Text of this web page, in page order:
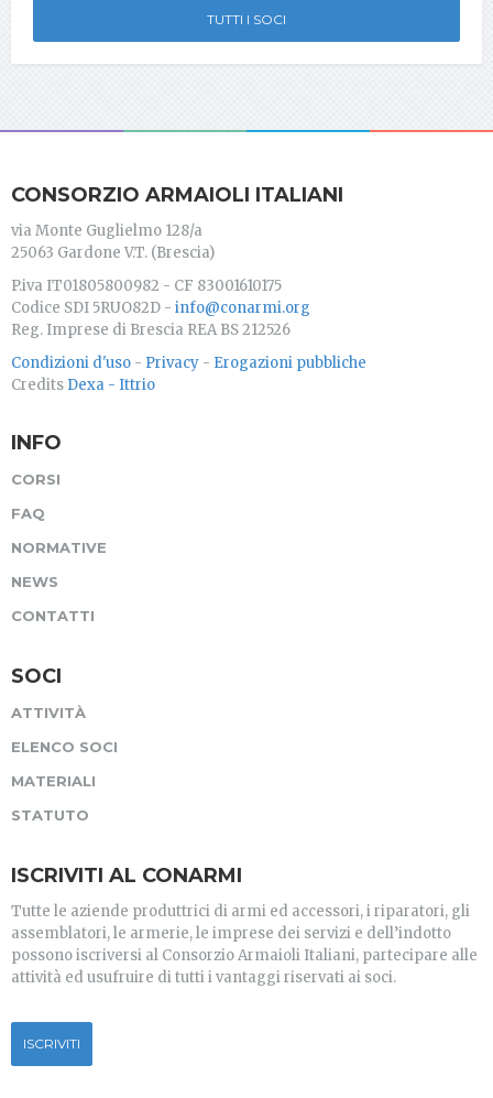
TUTTI I SOCI
CONSORZIO ARMAIOLI ITALIANI
via Monte Guglielmo 128/a
25063 Gardone V.T. (Brescia)
P.iva IT01805800982 - CF 83001610175
Codice SDI 5RUO82D - info@conarmi.org
Reg. Imprese di Brescia REA BS 212526
Condizioni d'uso - Privacy - Erogazioni pubbliche
Credits Dexa - Ittrio
INFO
CORSI
FAQ
NORMATIVE
NEWS
CONTATTI
SOCI
ATTIVITÀ
ELENCO SOCI
MATERIALI
STATUTO
ISCRIVITI AL CONARMI
Tutte le aziende produttrici di armi ed accessori, i riparatori, gli
assemblatori, le armerie, le imprese dei servizi e dell’indotto
possono iscriversi al Consorzio Armaioli Italiani, partecipare alle
attività ed usufruire di tutti i vantaggi riservati ai soci.
ISCRIVITI